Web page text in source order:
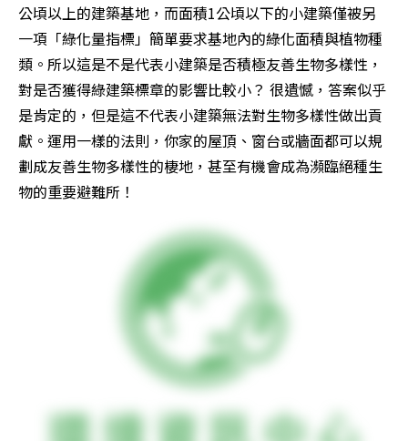
公頃以上的建築基地，而面積1公頃以下的小建築僅被另
一項「綠化量指標」簡單要求基地內的綠化面積與植物種
類。所以這是不是代表小建築是否積極友善生物多樣性，
對是否獲得綠建築標章的影響比較小？ 很遺憾，答案似乎
是肯定的，但是這不代表小建築無法對生物多樣性做出貢
獻。運用一樣的法則，你家的屋頂、窗台或牆面都可以規
劃成友善生物多樣性的棲地，甚至有機會成為瀕臨絕種生
物的重要避難所！